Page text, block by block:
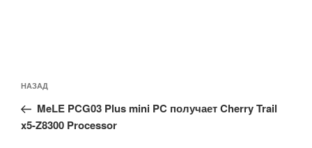
по
записям
Предыдущая
запись:
НАЗАД
MeLE PCG03 Plus mini PC получает Cherry Trail
x5-Z8300 Processor